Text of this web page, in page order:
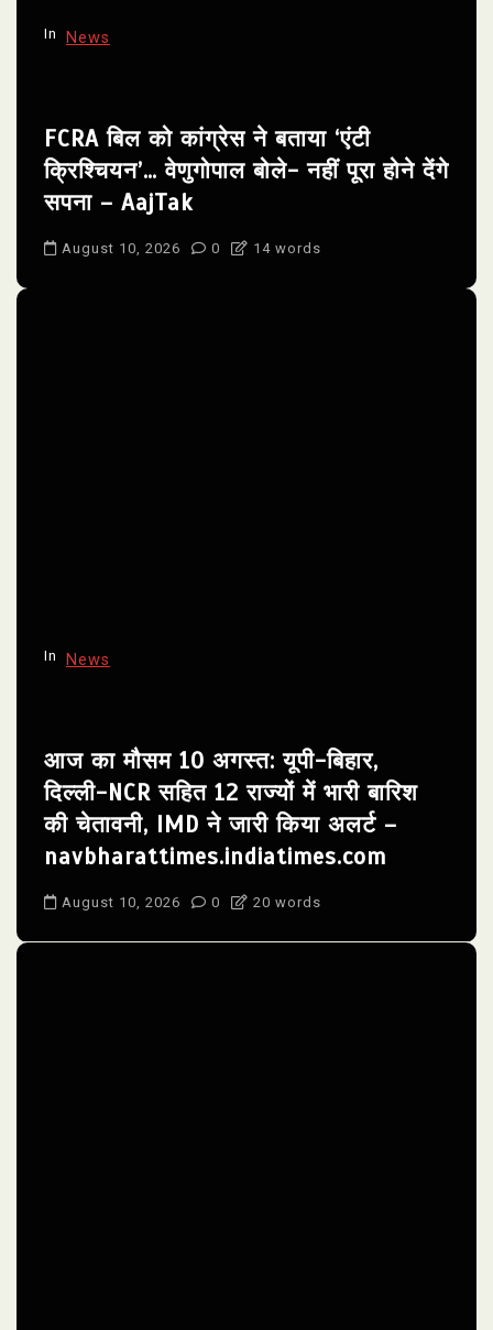
In News
FCRA बिल को कांग्रेस ने बताया ‘एंटी
क्रिश्चियन’… वेणुगोपाल बोले- नहीं पूरा होने देंगे
सपना – AajTak
August 10, 2026 0 14 words
In News
आज का मौसम 10 अगस्त: यूपी-बिहार,
दिल्ली-NCR सहित 12 राज्यों में भारी बारिश
की चेतावनी, IMD ने जारी किया अलर्ट –
navbharattimes.indiatimes.com
August 10, 2026 0 20 words